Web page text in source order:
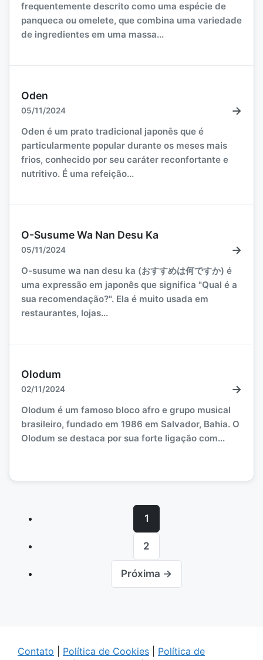
frequentemente descrito como uma espécie de
panqueca ou omelete, que combina uma variedade
de ingredientes em uma massa...
Oden
05/11/2024 →
Oden é um prato tradicional japonês que é
particularmente popular durante os meses mais
frios, conhecido por seu caráter reconfortante e
nutritivo. É uma refeição...
O-Susume Wa Nan Desu Ka
05/11/2024 →
O-susume wa nan desu ka (おすすめは何ですか) é
uma expressão em japonês que significa "Qual é a
sua recomendação?". Ela é muito usada em
restaurantes, lojas...
Olodum
02/11/2024 →
Olodum é um famoso bloco afro e grupo musical
brasileiro, fundado em 1986 em Salvador, Bahia. O
Olodum se destaca por sua forte ligação com...
1
2
Próxima →
Contato Política de Cookies
Política de